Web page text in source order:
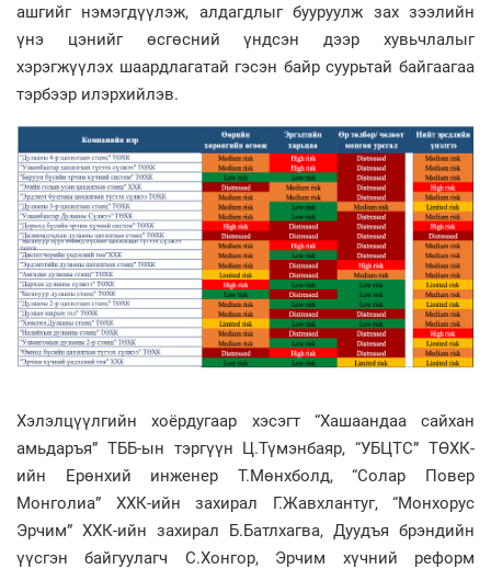
ашгийг нэмэгдүүлэж, алдагдлыг бууруулж зах зээлийн
үнэ цэнийг өсгөсний үндсэн дээр хувьчлалыг
хэрэгжүүлэх шаардлагатай гэсэн байр суурьтай байгаагаа
тэрбээр илэрхийлэв.
Хэлэлцүүлгийн хоёрдугаар хэсэгт “Хашаандаа сайхан
амьдаръя” ТББ-ын тэргүүн Ц.Түмэнбаяр, “УБЦТС” ТӨХК-
ийн Ерөнхий инженер Т.Мөнхболд, “Солар Повер
Монголиа” ХХК-ийн захирал Г.Жавхлантуг, “Монхорус
Эрчим” ХХК-ийн захирал Б.Батлхагва, Дуудъя брэндийн
үүсгэн байгуулагч С.Хонгор, Эрчим хүчний реформ